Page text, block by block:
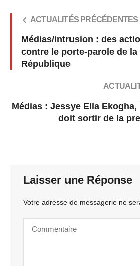
ACTUALITÉS PRÉCÉDENTES
Médias/intrusion : des
contre le porte-parole de
République
Médias : Jessye Ella
doit sortir de la
Laisser une Réponse
Votre adresse de messagerie ne